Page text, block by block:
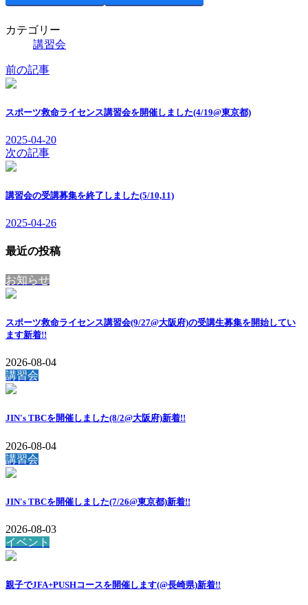
カテゴリー
講習会
前の記事
スポーツ救命ライセンス講習会を開催しました(4/19@東京都)
2025-04-20
次の記事
講習会の受講募集を終了しました(5/10,11)
2025-04-26
最近の投稿
お知らせ
スポーツ救命ライセンス講習会(9/27@大阪府)の受講生募集を開始してい
ます新着!!
2026-08-04
講習会
JIN's TBCを開催しました(8/2@大阪府)新着!!
2026-08-04
講習会
JIN's TBCを開催しました(7/26@東京都)新着!!
2026-08-03
イベント
親子でJFA+PUSHコースを開催します(@長崎県)新着!!